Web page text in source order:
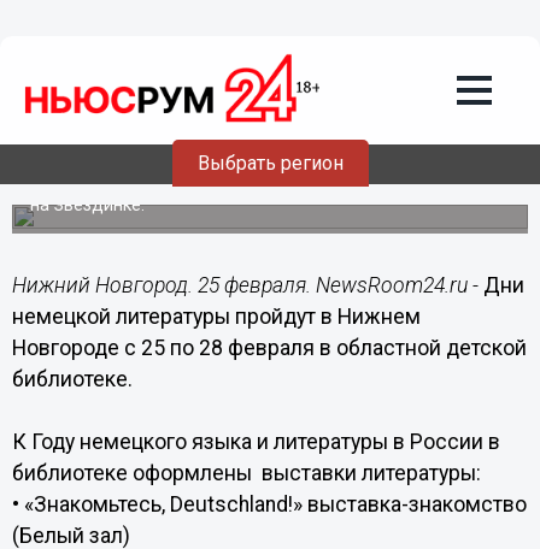
Выбрать регион
25.02.201506:45
Дни немецкой литературы откроются в
Нижнем Новгороде 25 февраля
Праздник «Guten Tag, Германия!» состоится в библиотеке
на Звездинке.
Нижний Новгород. 25 февраля. NewsRoom24.ru - Дни
немецкой литературы пройдут в Нижнем
Новгороде с 25 по 28 февраля в областной детской
библиотеке.
К Году немецкого языка и литературы в России в
библиотеке оформлены выставки литературы:
• «Знакомьтесь, Deutschland!» выставка-знакомство
(Белый зал)